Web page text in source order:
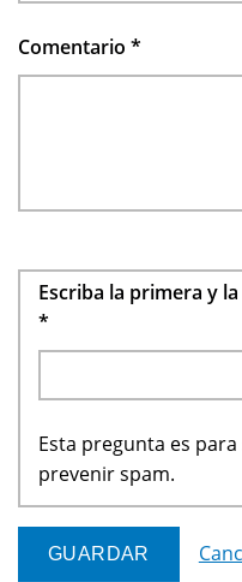
Comentario *
Escriba la primera y
*
Esta pregunta es
prevenir spam.